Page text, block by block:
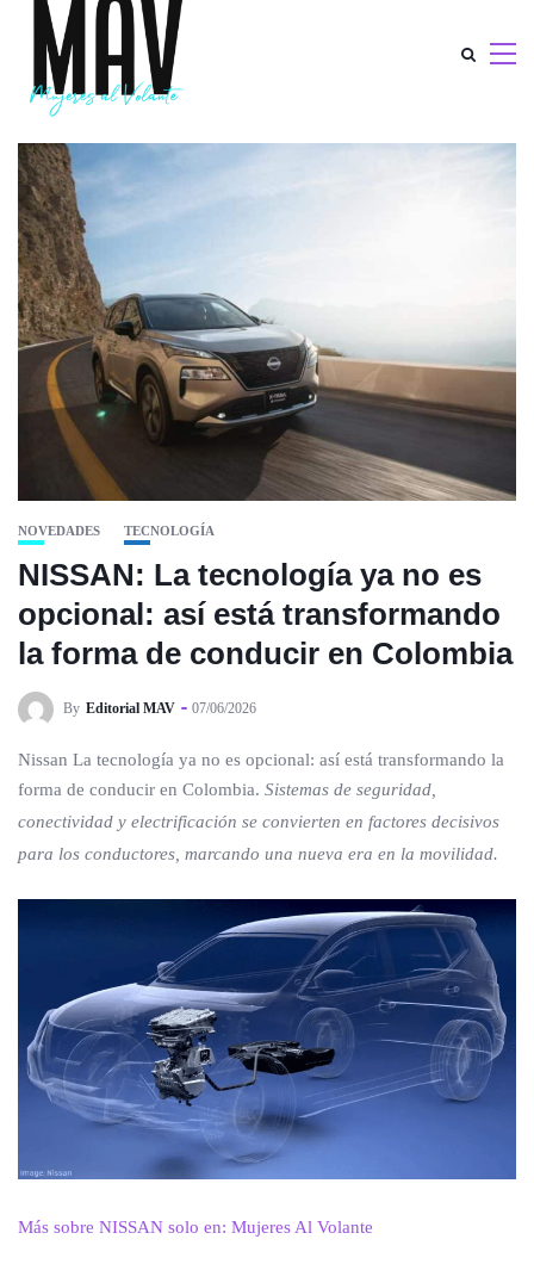
NOVEDADES TECNOLOGÍA
NISSAN: La tecnología ya no es
opcional: así está transformando
la forma de conducir en Colombia
By Editorial MAV 07/06/2026
Nissan La tecnología ya no es opcional: así está transformando la
forma de conducir en Colombia. Sistemas de seguridad,
conectividad y electrificación se convierten en factores decisivos
para los conductores, marcando una nueva era en la movilidad.
Más sobre NISSAN solo en: Mujeres Al Volante